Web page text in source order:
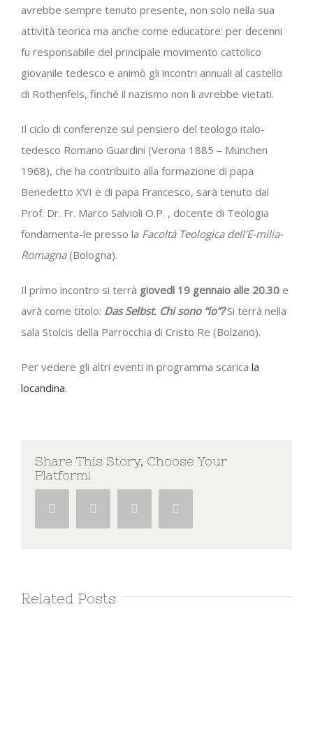
avrebbe sempre tenuto presente, non solo nella sua
attività teorica ma anche come educatore: per decenni
fu responsabile del principale movimento cattolico
giovanile tedesco e animò gli incontri annuali al castello
di Rothenfels, finché il nazismo non li avrebbe vietati.
Il ciclo di conferenze sul pensiero del teologo italo-
tedesco Romano Guardini (Verona 1885 – München
1968), che ha contribuito alla formazione di papa
Benedetto XVI e di papa Francesco, sarà tenuto dal
Prof. Dr. Fr. Marco Salvioli O.P. , docente di Teologia
fondamenta-le presso la Facoltà Teologica dell’E-milia-
Romagna(Bologna).
Il primo incontro si terrà giovedì 19 gennaio alle 20.30 e
avrà come titolo: Das Selbst. Chi sono “io”?Si terrà nella
sala Stolcis della Parrocchia di Cristo Re (Bolzano).
Per vedere gli altri eventi in programma scarica la
locandina.
Share This Story, Choose Your
Platform!
Facebook Twitter Google+
Related Posts